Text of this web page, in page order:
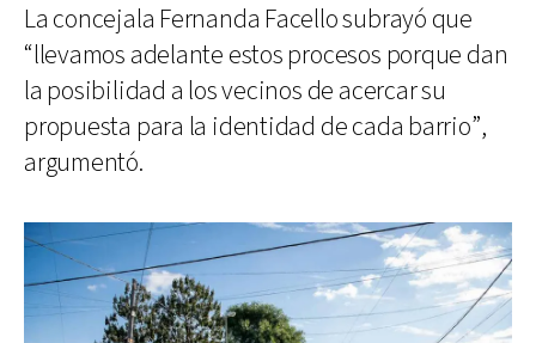
La concejala Fernanda Facello subrayó que
“llevamos adelante estos procesos porque dan
la posibilidad a los vecinos de acercar su
propuesta para la identidad de cada barrio”,
argumentó.